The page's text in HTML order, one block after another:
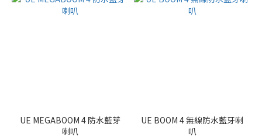
UE MEGABOOM 4 防水藍芽
喇叭
UE BOOM 4 無線防水藍牙喇
叭